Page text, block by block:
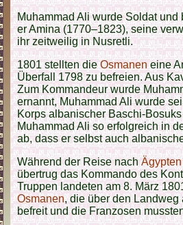
Muhammad Ali wurde Soldat
er Amina (1770–1823), seine
ihr zeitweilig in Nusretli.
1801 stellten dieOsmaneneine
Überfall 1798 zu befreien. Aus
Zum Kommandeur wurde
ernannt, Muhammad Ali wurde
Korps albanischer Baschi-
Muhammad Ali so erfolgreich in
ab, dass er selbst auch
Während der Reise nachÄgypten
übertrug das Kommando des
Truppen landeten am 8. März
Osmanen, die über den Landweg
befreit und die Franzosen